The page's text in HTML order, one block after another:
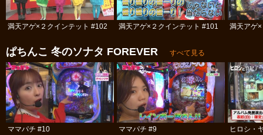
満天アゲ×２クインテット #102 満天アゲ×２クインテット #101 満天アゲ
ぱちんこ 冬のソナタ FOREVER すべて見る
ママパチ #10 ママパチ #9 ヒロシ・